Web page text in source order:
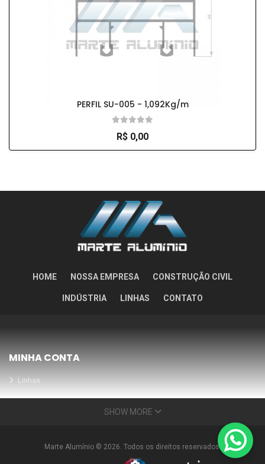
PERFIL SU-005 - 1,092Kg/m
R$ 0,00
HOME NOSSA EMPRESA CONSTRUÇÃO CIVIL
INDÚSTRIA LINHAS CONTATO
MINHA CONTA
Linhas
Meus Orçamentos
Condições Especiais
SHOW MORE
Marte Alumínio © 2026. Todos os direitos reservados.